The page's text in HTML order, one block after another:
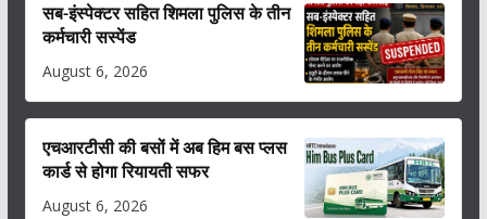
सब-इंस्पेक्टर सहित शिमला पुलिस के तीन
कर्मचारी सस्पेंड
August 6, 2026
एचआरटीसी की बसों में अब हिम बस प्लस
कार्ड से होगा रियायती सफर
August 6, 2026